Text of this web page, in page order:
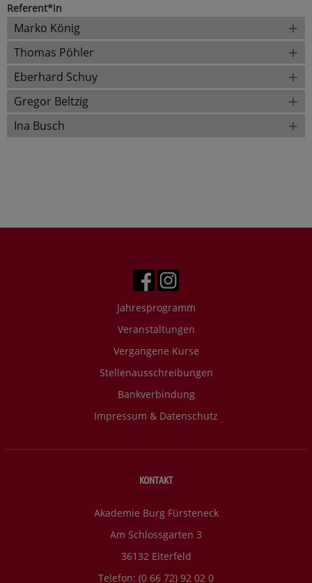
Referent*in
Marko König +
Thomas Pöhler +
Eberhard Schuy +
Gregor Beltzig +
Ina Busch +
Jahresprogramm
Veranstaltungen
Vergangene Kurse
Stellenausschreibungen
Bankverbindung
Impressum & Datenschutz
KONTAKT
Akademie Burg Fürsteneck
Am Schlossgarten 3
36132 Eiterfeld
Telefon: (0 66 72) 92 02 0